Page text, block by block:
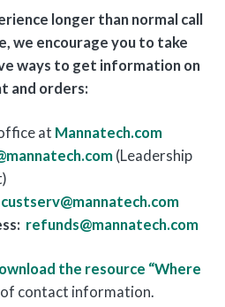
longer than normal call
we encourage you to take
ways to get information on
and orders:
at Mannatech.com
(Leadership
custserv@mannatech.com
refunds@mannatech.com
the resource “Where
contact information.